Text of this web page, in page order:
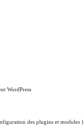
WordPress
des plugins et modules ).